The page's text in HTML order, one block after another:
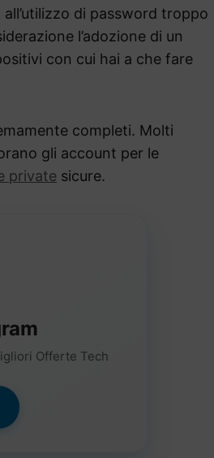
di password troppo
l’adozione di un
con cui hai a che fare
completi. Molti
gli account per le
private sicure.
Offerte Tech